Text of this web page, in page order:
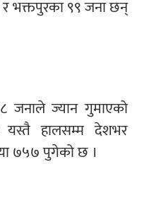
भक्तपुरका ९९ जना छन्
जनाले ज्यान गुमाएको
यस्तै हालसम्म देशभर
७५७ पुगेको छ ।